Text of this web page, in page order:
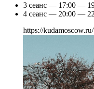
3 сеанс — 17:00 —
4 сеанс — 20:00 —
https://